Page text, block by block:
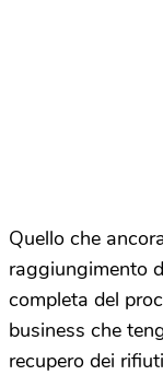
Quello che
raggiungimento
completa del
business che
recupero dei